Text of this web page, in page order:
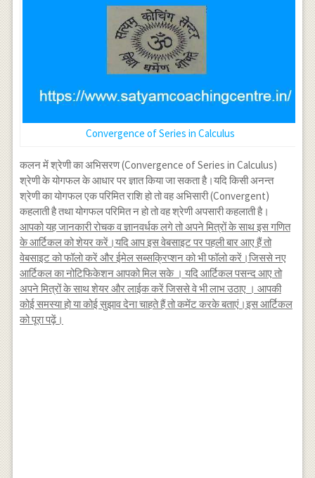
Convergence of Series in Calculus
कलन में श्रेणी का अभिसरण (Convergence of Series in Calculus)
श्रेणी के योगफल के आधार पर ज्ञात किया जा सकता है।यदि किसी अनन्त
श्रेणी का योगफल एक परिमित राशि हो तो वह अभिसारी (Convergent)
कहलाती है तथा योगफल परिमित न हो तो वह श्रेणी अपसारी कहलाती है।
आपको यह जानकारी रोचक व ज्ञानवर्धक लगे तो अपने मित्रों के साथ इस गणित
के आर्टिकल को शेयर करें।यदि आप इस वेबसाइट पर पहली बार आए हैं तो
वेबसाइट को फॉलो करें और ईमेल सब्सक्रिप्शन को भी फॉलो करें।जिससे नए
आर्टिकल का नोटिफिकेशन आपको मिल सके । यदि आर्टिकल पसन्द आए तो
अपने मित्रों के साथ शेयर और लाईक करें जिससे वे भी लाभ उठाए । आपकी
कोई समस्या हो या कोई सुझाव देना चाहते हैं तो कमेंट करके बताएं।इस आर्टिकल
को पूरा पढ़ें।